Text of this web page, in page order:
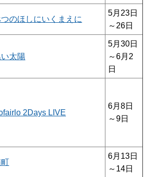
のほしにいくまえに
5月23日
～26日
太陽
5月30日
～6月2
日
2Days LIVE
6月8日
～9日
6月13日
～14日